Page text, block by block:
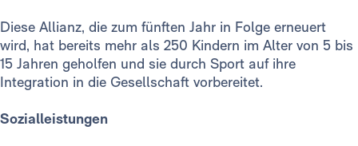
Diese Allianz, die zum fünften Jahr in Folge erneuert
wird, hat bereits mehr als 250 Kindern im Alter von 5 bis
15 Jahren geholfen und sie durch Sport auf ihre
Integration in die Gesellschaft vorbereitet.
Sozialleistungen